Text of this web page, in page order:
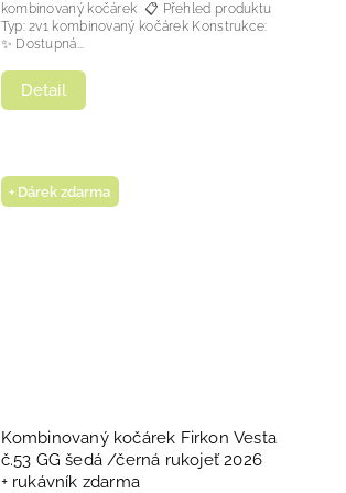
Detail
kombinovaný kočárek 📋 Přehled produktu
Typ: 2v1 kombinovaný kočárek Konstrukce:
✨ Dostupná...
+ Dárek zdarma
Kombinovaný kočárek Firkon Vesta
č.53 GG šedá /černá rukojeť 2026
+ rukávník zdarma